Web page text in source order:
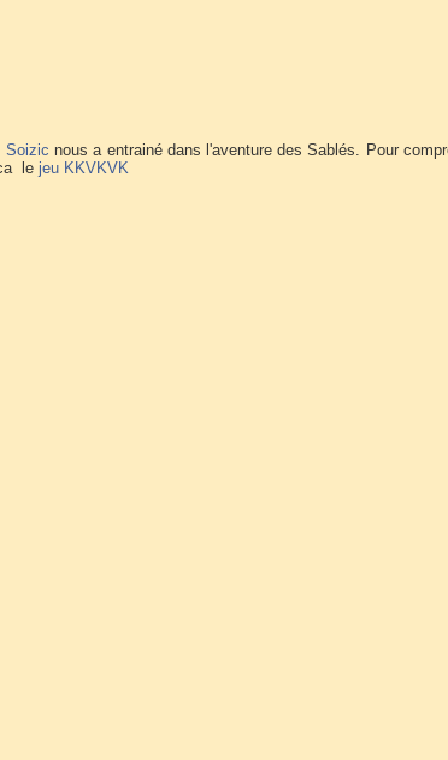
Soizic nous a entrainé dans l'aventure des Sablés. Pour
le jeu KKVKVK